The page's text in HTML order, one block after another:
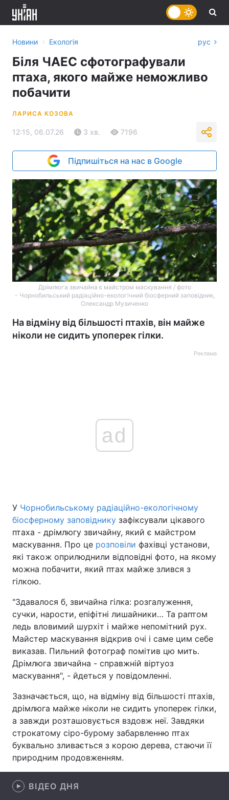
Головна Війна
Україна Політика
Економіка Світ
Спорт Наука
Зброя Інциденти
Здоров'я Туризм
Цікавинки Погода
Екологія Регіони
Лонгріди
Відео з Youtube Статті
Інтерв'ю Думки
Архів
Новини › Екологія рус
Біля ЧАЕС сфотографували
птаха, якого майже неможливо
побачити
ЛАРИСА КОЗОВА
12:15, 06.07.26 3 хв. 7196
Підпишіться на нас в Google
Дрімлюга звичайна є майстром маскування / фото
- Чорнобильський радіаційно-екологічний біосферний заповідник,
Олександр Музиченко
На відміну від більшості птахів, він майже
ніколи не сидить упоперек гілки.
Реклама
ad
У Чорнобильському радіаційно-екологічному
біосферному заповіднику зафіксували цікавого
птаха - дрімлюгу звичайну, який є майстром
маскування. Про це розповіли фахівці установи,
які також оприлюднили відповідні фото, на якому
можна побачити, який птах майже злився з
гілкою.
"Здавалося б, звичайна гілка: розгалуження,
сучки, нарости, епіфітні лишайники… Та раптом
ледь вловимий шурхіт і майже непомітний рух.
Майстер маскування відкрив очі і саме цим себе
виказав. Пильний фотограф помітив цю мить.
Дрімлюга звичайна - справжній віртуоз
маскування", - йдеться у повідомленні.
Зазначається, що, на відміну від більшості птахів,
дрімлюга майже ніколи не сидить упоперек гілки,
а завжди розташовується вздовж неї. Завдяки
строкатому сіро-бурому забарвленню птах
буквально зливається з корою дерева, стаючи її
природним продовженням.
ВІДЕО ДНЯ